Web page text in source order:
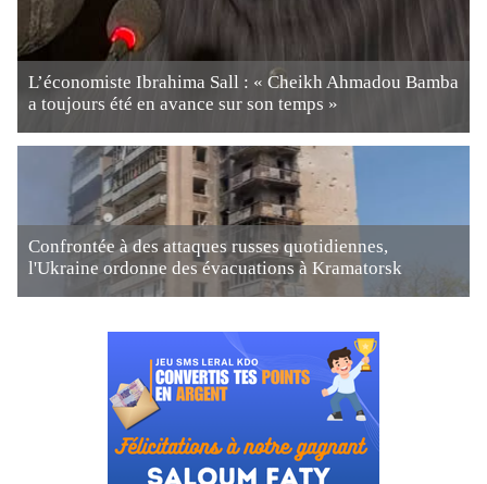
L’économiste Ibrahima Sall : « Cheikh Ahmadou Bamba
a toujours été en avance sur son temps »
Confrontée à des attaques russes quotidiennes,
l'Ukraine ordonne des évacuations à Kramatorsk